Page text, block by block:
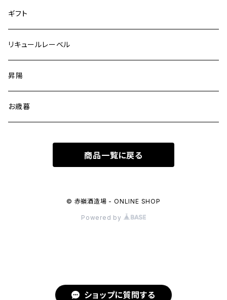
ショップに質問する
ギフト
リキュールレーベル
昇陽
お歳暮
商品一覧に戻る
© 赤嶺酒造場 - ONLINE SHOP
Powered by